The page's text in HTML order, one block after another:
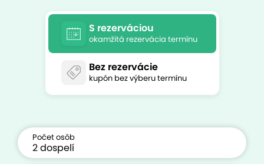
S rezerváciou
okamžitá rezervácia termínu
Bez rezervácie
kupón bez výberu termínu
Počet osôb